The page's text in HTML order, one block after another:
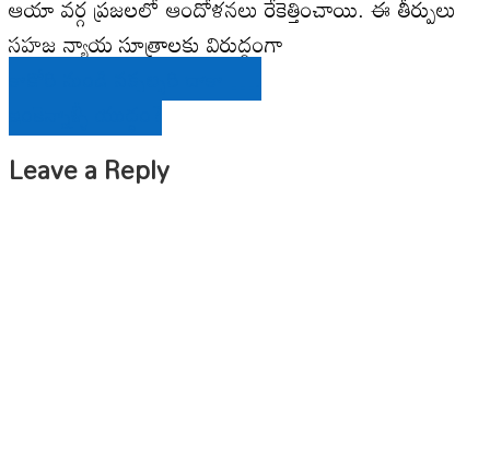
ఆయా వర్గ ప్రజలలో ఆందోళనలు రేకెత్తించాయి. ఈ తీర్పులు
సహజ న్యాయ సూత్రాలకు విరుద్ధంగా
Leave a Reply